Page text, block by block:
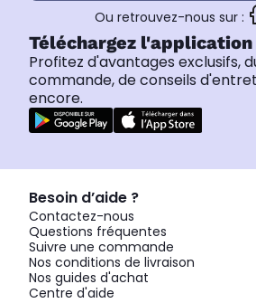
Ou retrouvez-nous sur :
Téléchargez l'application
Profitez d'avantages exclusifs,
commande, de conseils
encore.
Besoin d’aide ?
Contactez-nous
Questions fréquentes
Suivre une commande
Nos conditions de livraison
Nos guides d'achat
Centre d'aide